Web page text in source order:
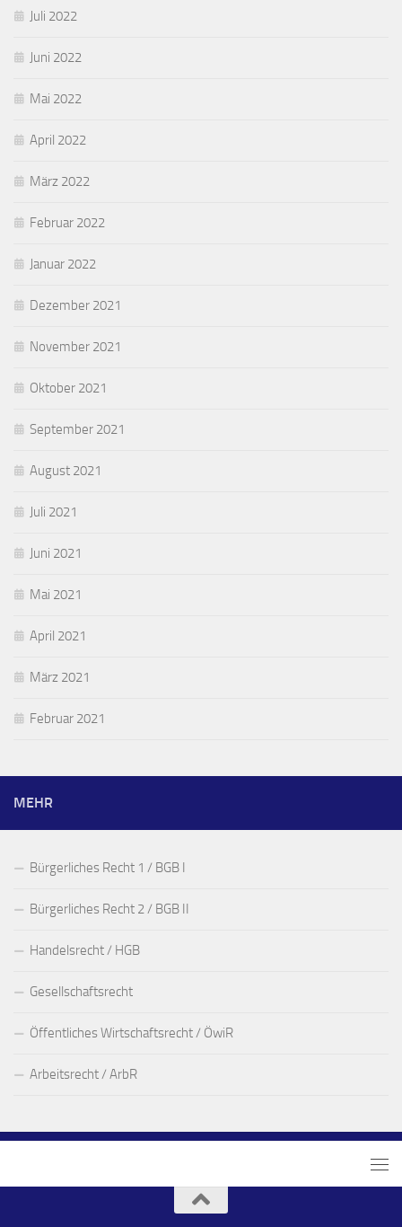
Juli 2022
Juni 2022
Mai 2022
April 2022
März 2022
Februar 2022
Januar 2022
Dezember 2021
November 2021
Oktober 2021
September 2021
August 2021
Juli 2021
Juni 2021
Mai 2021
April 2021
März 2021
Februar 2021
MEHR
Bürgerliches Recht 1 / BGB I
Bürgerliches Recht 2 / BGB II
Handelsrecht / HGB
Gesellschaftsrecht
Öffentliches Wirtschaftsrecht / ÖwiR
Arbeitsrecht / ArbR